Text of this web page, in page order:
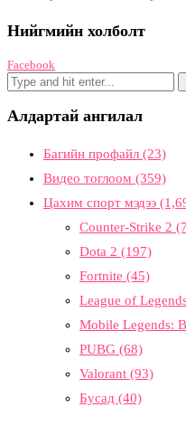
Нийгмийн холболт
Facebook
Алдартай ангилал
Багийн профайл (23)
Видео тоглоом (359)
Цахим спорт мэдээ
Counter-Strike 2
Dota 2 (197)
Fortnite (45)
League of
Mobile Legends:
PUBG (68)
Valorant (93)
Бусад (40)